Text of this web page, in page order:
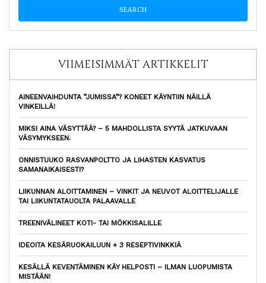
VIIMEISIMMÄT ARTIKKELIT
AINEENVAIHDUNTA ”JUMISSA”? KONEET KÄYNTIIN NÄILLÄ
VINKEILLÄ!
MIKSI AINA VÄSYTTÄÄ? – 5 MAHDOLLISTA SYYTÄ JATKUVAAN
VÄSYMYKSEEN.
ONNISTUUKO RASVANPOLTTO JA LIHASTEN KASVATUS
SAMANAIKAISESTI?
LIIKUNNAN ALOITTAMINEN – VINKIT JA NEUVOT ALOITTELIJALLE
TAI LIIKUNTATAUOLTA PALAAVALLE
TREENIVÄLINEET KOTI- TAI MÖKKISALILLE
IDEOITA KESÄRUOKAILUUN + 3 RESEPTIVINKKIÄ
KESÄLLÄ KEVENTÄMINEN KÄY HELPOSTI – ILMAN LUOPUMISTA
MISTÄÄN!